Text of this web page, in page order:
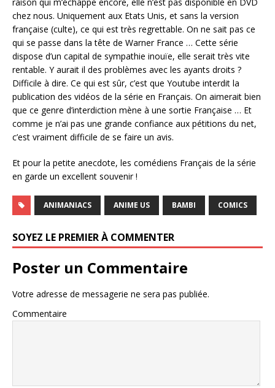
raison qui m’échappe encore, elle n’est pas disponible en DVD
chez nous. Uniquement aux Etats Unis, et sans la version
française (culte), ce qui est très regrettable. On ne sait pas ce
qui se passe dans la tête de Warner France … Cette série
dispose d’un capital de sympathie inouïe, elle serait très vite
rentable. Y aurait il des problèmes avec les ayants droits ?
Difficile à dire. Ce qui est sûr, c’est que Youtube interdit la
publication des vidéos de la série en Français. On aimerait bien
que ce genre d’interdiction mène à une sortie Française … Et
comme je n’ai pas une grande confiance aux pétitions du net,
c’est vraiment difficile de se faire un avis.
Et pour la petite anecdote, les comédiens Français de la série
en garde un excellent souvenir !
ANIMANIACS ANIME US BAMBI COMICS
SOYEZ LE PREMIER À COMMENTER
Poster un Commentaire
Votre adresse de messagerie ne sera pas publiée.
Commentaire